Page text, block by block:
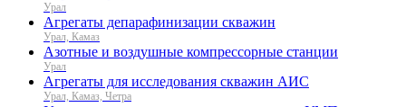
Урал
Агрегаты депарафинизации скважин
Урал, Камаз
Азотные и воздушные компрессорные станции
Урал
Агрегаты для исследования скважин АИС
Урал, Камаз, Четра